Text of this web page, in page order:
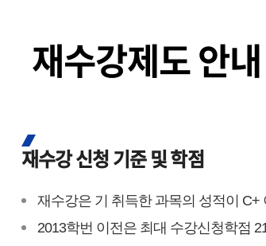
재수강제도 안내
재수강 신청 기준 및 학점
재수강은 기 취득한 과목의 성적이
2013학번 이전은 최대 수강신청학점